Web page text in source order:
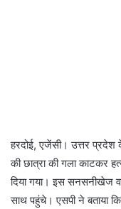
हरदोई, एजेंसी। उत्तर प्रदेश
की छात्रा की गला काटकर
दिया गया। इस सनसनीखेज
साथ पहुंचे। एसपी ने बताया